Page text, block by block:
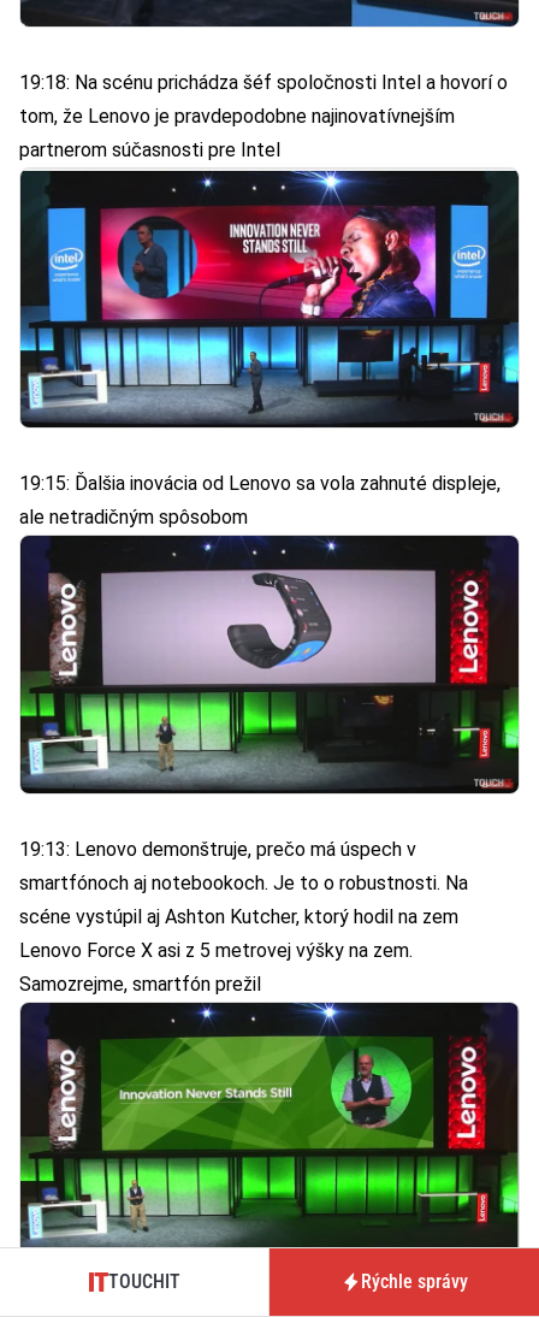
19:18: Na scénu prichádza šéf spoločnosti Intel a hovorí o
tom, že Lenovo je pravdepodobne najinovatívnejším
partnerom súčasnosti pre Intel
19:15: Ďalšia inovácia od Lenovo sa vola zahnuté displeje,
ale netradičným spôsobom
19:13: Lenovo demonštruje, prečo má úspech v
smartfónoch aj notebookoch. Je to o robustnosti. Na
scéne vystúpil aj Ashton Kutcher, ktorý hodil na zem
Lenovo Force X asi z 5 metrovej výšky na zem.
Samozrejme, smartfón prežil
TOUCHIT Rýchle správy